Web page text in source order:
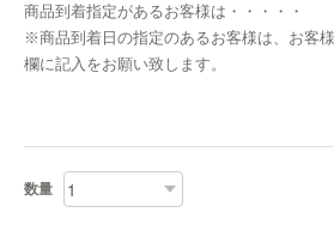
商品到着指定があるお客様は・・・・・
※商品到着日の指定のあるお客様は、お客
欄に記入をお願い致します。
数量